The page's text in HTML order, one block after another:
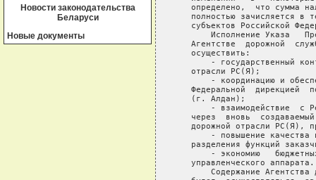
Новости законодательства
Беларуси
Новые документы
определено,  что сумма
полностью зачисляется в
субъектов Российской
Исполнение Указа
Агентстве  дорожной
   осуществить:
- государственный
   отрасли РС(Я);
- координацию и
Федеральной  дирекцией
   (г. Алдан);
- взаимодействие  с
через  вновь
дорожной отрасли РС(Я),
- повышение качества
разделения функций
- экономию
   управленческого аппарата.
Содержание Агентства